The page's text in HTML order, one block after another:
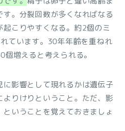
。分裂回数が多くなればなる
こりやすくなる。約2個のミ
ています。30年年齢を重ねれ
増えると考えられる。
影響として現れるかは遺伝子
りけりということ。ただ、影
いうことを覚えておきましょ